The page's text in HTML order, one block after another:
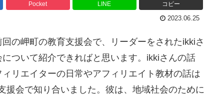
Pocket LINE コピー
2023.06.25
の岬町の教育支援会で、リーダーをされたikkiさ
ついて紹介できればと思います。ikkiさんの話
リエイターの日常やアフィリエイト教材の話は
会で知り合いました。彼は、地域社会のために